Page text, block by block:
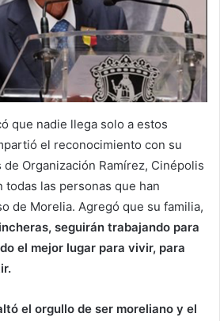
que nadie llega solo a estos
el reconocimiento con su
Organización Ramírez, Cinépolis
todas las personas que han
de Morelia. Agregó que su familia,
seguirán trabajando para
el mejor lugar para vivir, para
el orgullo de ser moreliano y el